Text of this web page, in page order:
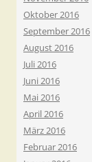
Oktober 2016
September 2016
August 2016
Juli 2016
Juni 2016
Mai 2016
April 2016
März 2016
Februar 2016